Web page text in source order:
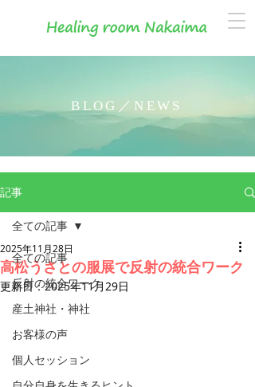
BLOG／NEWS
記事
全ての記事
反射の統合ワーク
産土神社・神社
お客様の声
個人セッション
全ての記事
高松うさとの服展で反射の統合ワーク
2025年11月28日
更新日：2025年11月29日